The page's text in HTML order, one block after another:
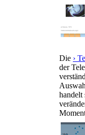
Die ›
der
handelt